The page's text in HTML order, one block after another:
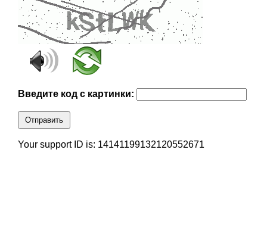
Введите код с картинки:
Отправить
Your support ID is: 14141199132120552671